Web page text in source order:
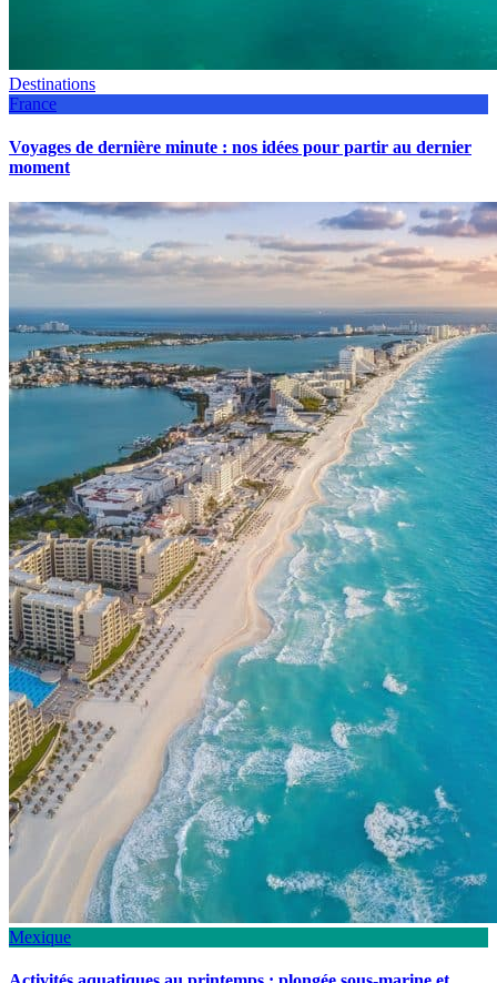
Destinations
France
Voyages de dernière minute : nos idées pour partir au dernier
moment
Mexique